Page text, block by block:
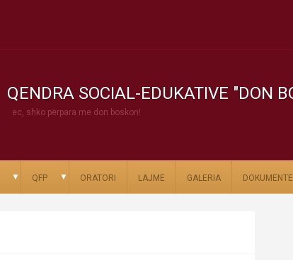
QENDRA SOCIAL-EDUKATIVE "DON
ec, shko përpara me don boskon!
▼ QFP ▼ ORATORI LAJME GALERIA DOKUMENTE